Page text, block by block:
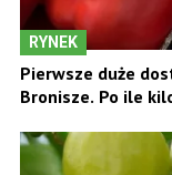
RYNEK
Pierwsze duże
Bronisze. Po ile